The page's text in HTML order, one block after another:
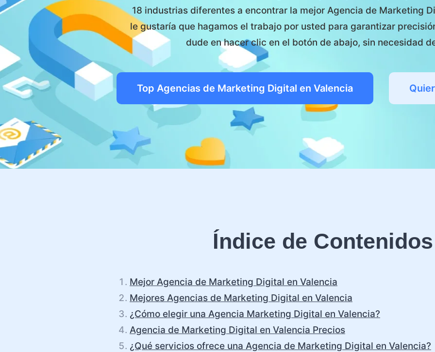
18 industrias diferentes a encontrar la mejor Agencia de Marketing
le gustaría que hagamos el trabajo por usted para garantizar
dude en hacer clic en el botón de abajo, sin necesidad
Top Agencias de Marketing Digital en Valencia
Índice de
Mejor Agencia de Marketing Digital en Valencia
Mejores Agencias de Marketing Digital en Valencia
¿Cómo elegir una Agencia Marketing Digital en Valencia?
Agencia de Marketing Digital en Valencia Precios
¿Qué servicios ofrece una Agencia de Marketing Digital en Valencia?